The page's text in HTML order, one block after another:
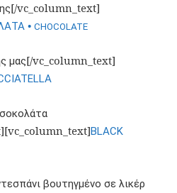
[/vc_column_text]
•CHOCOLATE
μας[/vc_column_text]
ΒLACK
βουτηγμένο σε λικέρ